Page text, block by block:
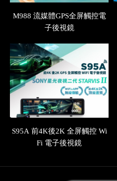
M988 流媒體GPS全屏觸控電
子後視鏡
S95A 前4K後2K 全屏觸控 Wi
Fi 電子後視鏡